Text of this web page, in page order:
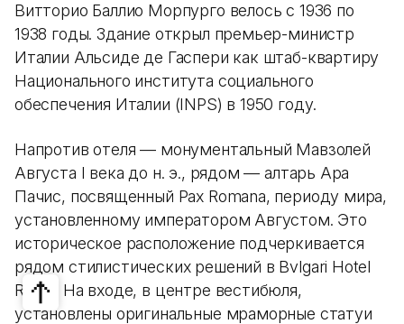
Витторио Баллио Морпурго велось с 1936 по
1938 годы. Здание открыл премьер-министр
Италии Альсиде де Гаспери как штаб-квартиру
Национального института социального
обеспечения Италии (INPS) в 1950 году.
Напротив отеля — монументальный Мавзолей
Августа I века до н. э., рядом — алтарь Ара
Пачис, посвященный Pax Romana, периоду мира,
установленному императором Августом. Это
историческое расположение подчеркивается
рядом стилистических решений в Bvlgari Hotel
Roma. На входе, в центре вестибюля,
установлены оригинальные мраморные статуи